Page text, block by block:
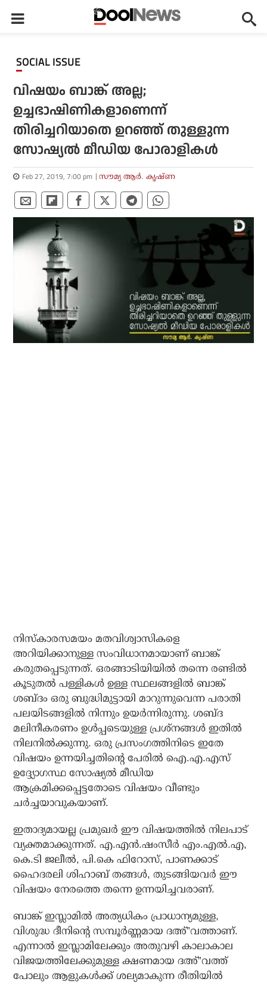
SOCIAL ISSUE
വിഷയം ബാങ്ക് അല്ല;
ഉച്ചഭാഷിണികളാണെന്ന്
തിരിച്ചറിയാതെ ഉറഞ്ഞ് തുള്ളുന്ന
സോഷ്യല്‍ മീഡിയ പോരാളികള്‍
Feb 27, 2019, 7:00 pm സൗമ്യ ആര്‍. കൃഷ്ണ
നിസ്‌കാരസമയം മതവിശ്വാസികളെ
അറിയിക്കാനുള്ള സംവിധാനമായാണ് ബാങ്ക്
കരുതപ്പെടുന്നത്. ഒരങ്ങാടിയിയില്‍ തന്നെ രണ്ടില്‍
കൂടുതല്‍ പള്ളികള്‍ ഉള്ള സ്ഥലങ്ങളില്‍ ബാങ്ക്
ശബ്ദം ഒരു ബുദ്ധിമുട്ടായി മാറുന്നുവെന്ന പരാതി
പലയിടങ്ങളില്‍ നിന്നും ഉയര്‍ന്നിരുന്നു. ശബ്ദ
മലിനീകരണം ഉള്‍പ്പടെയുള്ള പ്രശ്‌നങ്ങള്‍ ഇതില്‍
നിലനില്‍ക്കുന്നു. ഒരു പ്രസംഗത്തിനിടെ ഇതേ
വിഷയം ഉന്നയിച്ചതിന്റെ പേരില്‍ ഐ.എ.എസ്
ഉദ്ദ്യോഗസ്ഥ സോഷ്യല്‍ മീഡിയ
ആക്രമിക്കപ്പെട്ടതോടെ വിഷയം വീണ്ടും
ചര്‍ച്ചയാവുകയാണ്.
ഇതാദ്യമായല്ല പ്രമുഖര്‍ ഈ വിഷയത്തില്‍ നിലപാട്
വ്യക്തമാക്കുന്നത്. എ.എന്‍.ഷംസീര്‍ എം.എല്‍.എ,
കെ.ടി ജലീല്‍, പി.കെ ഫിറോസ്, പാണക്കാട്
ഹൈദരലി ശിഹാബ് തങ്ങള്‍, തുടങ്ങിയവര്‍ ഈ
വിഷയം നേരത്തെ തന്നെ ഉന്നയിച്ചവരാണ്.
ബാങ്ക് ഇസ്ലാമില്‍ അത്യധികം പ്രാധാന്യമുള്ള,
വിശുദ്ധ ദീനിന്റെ സമ്പൂര്‍ണ്ണമായ ദഅ്”വത്താണ്.
എന്നാല്‍ ഇസ്ലാമിലേക്കും അതുവഴി കാലാകാല
വിജയത്തിലേക്കുമുള്ള ക്ഷണമായ ദഅ്”വത്ത്
പോലും ആളുകള്‍ക്ക് ശല്യമാകുന്ന രീതിയില്‍